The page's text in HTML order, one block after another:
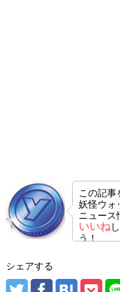
この記事
妖怪ウォ
ニュース
いいね
う！
シェアする